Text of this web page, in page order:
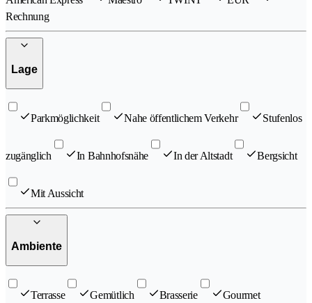
Rechnung
Lage
Parkmöglichkeit Nahe öffentlichem Verkehr Stufenlos
zugänglich In Bahnhofsnähe In der Altstadt Bergsicht
Mit Aussicht
Ambiente
Terrasse Gemütlich Brasserie Gourmet